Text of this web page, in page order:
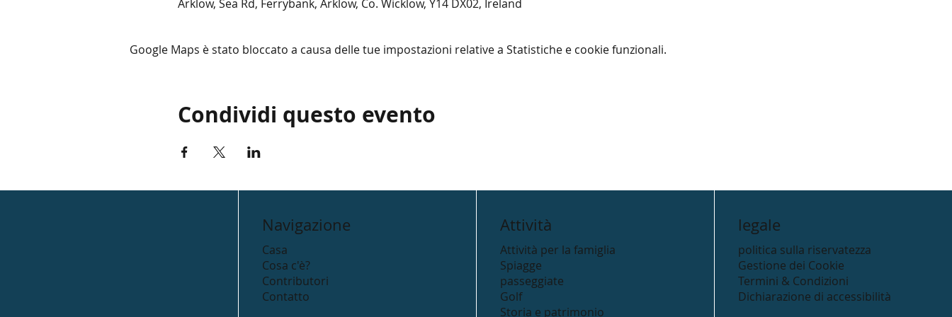
Arklow, Sea Rd, Ferrybank, Arklow, Co. Wicklow, Y14 DX02, Ireland
Google Maps è stato bloccato a causa delle tue impostazioni relative a Statistiche e cookie funzionali.
Condividi questo evento
Navigazione
Casa
Cosa c'è?
Contributori
Contatto
Attività
Attività per la famiglia
Spiagge
passeggiate
Golf
Storia e patrimonio
legale
politica sulla riservatezza
Gestione dei Cookie
Termini & Condizioni
Dichiarazione di accessibilità